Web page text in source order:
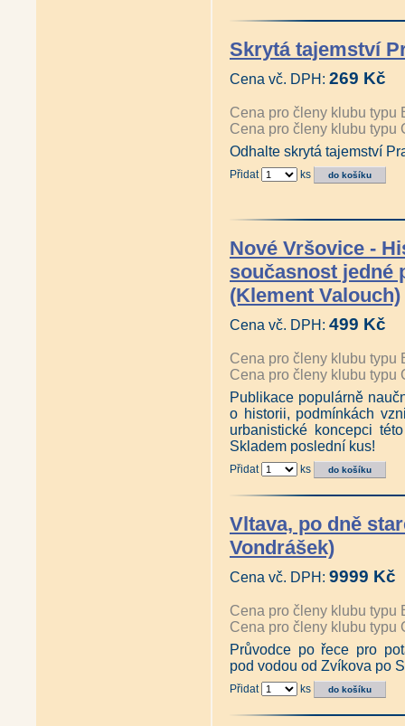
Skrytá tajemství
Cena vč. DPH: 269 Kč
Cena pro členy klubu typu
Cena pro členy klubu typu
Odhalte skrytá tajemství
Přidat ks
Nové Vršovice -
současnost jedné
(Klement Valouch)
Cena vč. DPH: 499 Kč
Cena pro členy klubu typu
Cena pro členy klubu typu
Publikace populárně
o historii, podmínkách
urbanistické koncepci
Skladem poslední kus!
Přidat ks
Vltava, po dně
Vondrášek)
Cena vč. DPH: 9999 Kč
Cena pro členy klubu typu
Cena pro členy klubu typu
Průvodce po řece pro
pod vodou od Zvíkova po
Přidat ks